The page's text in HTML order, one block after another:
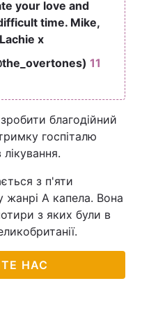
your love and
time. Mike,
x
11
благодійний
госпіталю
з п'яти
жанрі А капела. Вона
з яких були в
НАС